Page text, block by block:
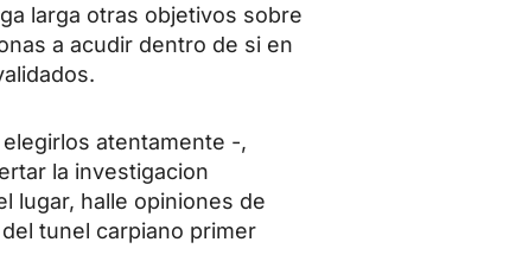
larga otras objetivos sobre
a acudir dentro de si en
atentamente -,
la investigacion
lugar, halle opiniones de
tunel carpiano primer